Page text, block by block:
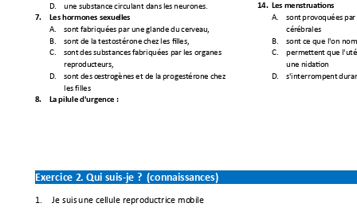
D.
une substance circulant dans les neurones.
7. Les hormones sexuelles
A. sont fabriquées par une glande du cerveau,
B.
sont de la testostérone chez les filles,
C.
sont des substances fabriquées par les organes
reproducteurs,
D.
sont des œstrogènes et de laprogestérone chez
les filles
8. La pilule d'urgence :
14. Les menstruations
A. sont provoquées par
cérébrales
B.
sont ce que l'on
C.
permettent que
une nidation
D.
s'interrompent
Exercice 2. Qui suis-je ? (connaissances)
1. Je suis une cellule reproductrice mobile